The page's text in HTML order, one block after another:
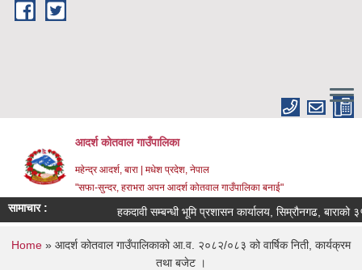
Skip to main content
आदर्श कोतवाल गाउँपालिका
महेन्द्र आदर्श, बारा | मधेश प्रदेश, नेपाल
"सफा-सुन्दर, हराभरा अपन आदर्श कोतवाल गाउँपालिका बनाई"
सामाचार : हकदावी सम्बन्धी भूमि प्रशासन कार्यालय, सिम्रौनगढ, बाराको
You are here
Home » आदर्श कोतवाल गाउँपालिकाको आ.व. २०८२/०८३ को वार्षिक निती, कार्यक्रम
तथा बजेट ।